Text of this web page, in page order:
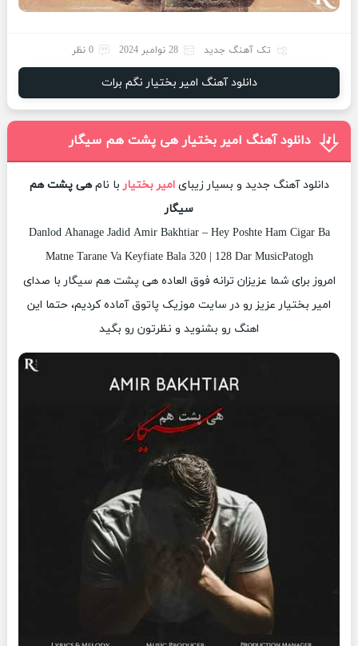
تک آهنگ جدید 28 نوامبر 2024 0 نظر
دانلود آهنگ امیر بختیار نگم برات
دانلود آهنگ امیر بختیار هی پشت هم سیگار
دانلود آهنگ جدید و بسیار زیبایامیر بختیار با نامهی پشت هم
سیگار
Danlod Ahanage Jadid Amir Bakhtiar – Hey Poshte Ham Cigar Ba
Matne Tarane Va Keyfiate Bala 320 | 128 Dar MusicPatogh
امروز برای شما عزیزان ترانه فوق العاده هی پشت هم سیگار با صدای
امیر بختیار عزیز رو در سایت موزیک پاتوق آماده کردیم، حتما این
اهنگ رو بشنوید و نظرتون رو بگید